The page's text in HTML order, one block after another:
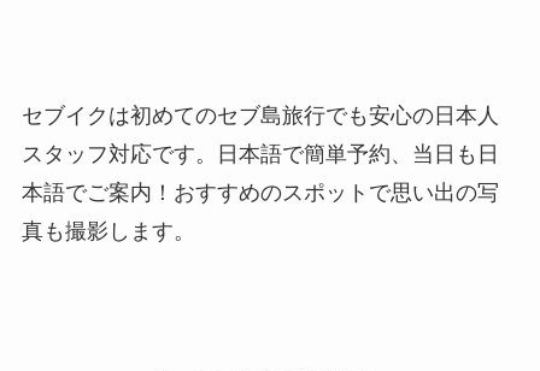
セブイクは初めてのセブ島旅行でも安心の日本人
スタッフ対応です。日本語で簡単予約、当日も日
本語でご案内！おすすめのスポットで思い出の写
真も撮影します。